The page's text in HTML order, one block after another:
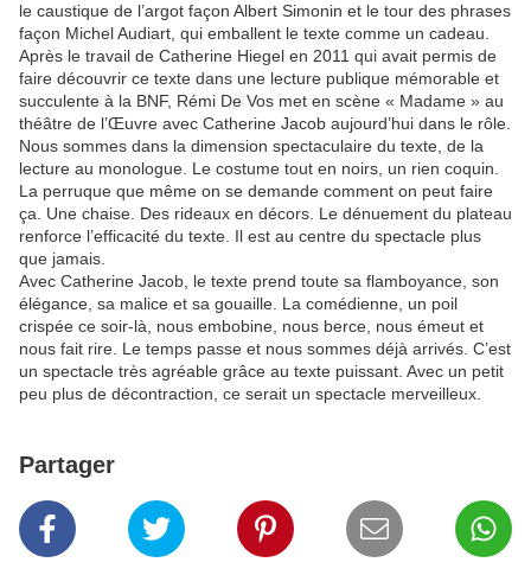
le caustique de l’argot façon Albert Simonin et le tour des phrases
façon Michel Audiart, qui emballent le texte comme un cadeau.
Après le travail de Catherine Hiegel en 2011 qui avait permis de
faire découvrir ce texte dans une lecture publique mémorable et
succulente à la BNF, Rémi De Vos met en scène « Madame » au
théâtre de l’Œuvre avec Catherine Jacob aujourd’hui dans le rôle.
Nous sommes dans la dimension spectaculaire du texte, de la
lecture au monologue. Le costume tout en noirs, un rien coquin.
La perruque que même on se demande comment on peut faire
ça. Une chaise. Des rideaux en décors. Le dénuement du plateau
renforce l’efficacité du texte. Il est au centre du spectacle plus
que jamais.
Avec Catherine Jacob, le texte prend toute sa flamboyance, son
élégance, sa malice et sa gouaille. La comédienne, un poil
crispée ce soir-là, nous embobine, nous berce, nous émeut et
nous fait rire. Le temps passe et nous sommes déjà arrivés. C’est
un spectacle très agréable grâce au texte puissant. Avec un petit
peu plus de décontraction, ce serait un spectacle merveilleux.
Partager